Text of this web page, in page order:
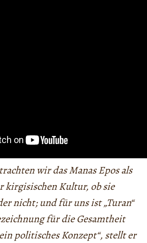
wir das Manas Epos als
kirgisischen Kultur, ob sie
nicht; und für uns ist „Turan“
für die Gesamtheit
politisches Konzept“, stellt er